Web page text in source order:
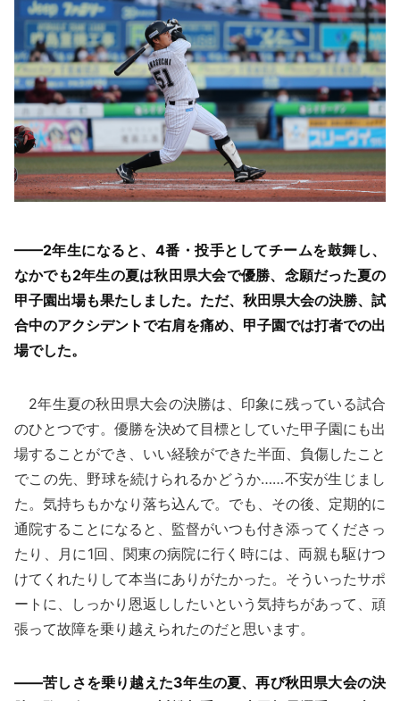
——2年生になると、4番・投手としてチームを鼓舞し、
なかでも2年生の夏は秋田県大会で優勝、念願だった夏の
甲子園出場も果たしました。ただ、秋田県大会の決勝、試
合中のアクシデントで右肩を痛め、甲子園では打者での出
場でした。
2年生夏の秋田県大会の決勝は、印象に残っている試合
のひとつです。優勝を決めて目標としていた甲子園にも出
場することができ、いい経験ができた半面、負傷したこと
でこの先、野球を続けられるかどうか……不安が生じまし
た。気持ちもかなり落ち込んで。でも、その後、定期的に
通院することになると、監督がいつも付き添ってくださっ
たり、月に1回、関東の病院に行く時には、両親も駆けつ
けてくれたりして本当にありがたかった。そういったサポ
ートに、しっかり恩返ししたいという気持ちがあって、頑
張って故障を乗り越えられたのだと思います。
——苦しさを乗り越えた3年生の夏、再び秋田県大会の決